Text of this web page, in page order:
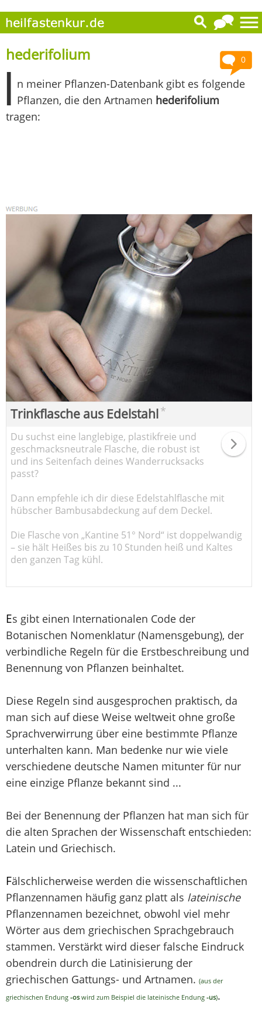
0
hederifolium
I n meiner Pflanzen-Datenbank gibt es folgende
Pflanzen, die den Artnamen hederifolium
tragen:
Trinkflasche aus Edelstahl*
Du suchst eine langlebige, plastikfreie und
geschmacksneutrale Flasche, die robust ist
und ins Seitenfach deines Wanderrucksacks
passt?
Dann empfehle ich dir diese Edelstahlflasche mit
hübscher Bambusabdeckung auf dem Deckel.
Die Flasche von „Kantine 51° Nord“ ist doppelwandig
– sie hält Heißes bis zu 10 Stunden heiß und Kaltes
den ganzen Tag kühl.
Es gibt einen Internationalen Code der
Botanischen Nomenklatur (Namensgebung), der
verbindliche Regeln für die Erstbeschreibung und
Benennung von Pflanzen beinhaltet.
Diese Regeln sind ausgesprochen praktisch, da
man sich auf diese Weise weltweit ohne große
Sprachverwirrung über eine bestimmte Pflanze
unterhalten kann. Man bedenke nur wie viele
verschiedene deutsche Namen mitunter für nur
eine einzige Pflanze bekannt sind ...
Bei der Benennung der Pflanzen hat man sich für
die alten Sprachen der Wissenschaft entschieden:
Latein und Griechisch.
Fälschlicherweise werden die wissenschaftlichen
Pflanzennamen häufig ganz platt als lateinische
Pflanzennamen bezeichnet, obwohl viel mehr
Wörter aus dem griechischen Sprachgebrauch
stammen. Verstärkt wird dieser falsche Eindruck
obendrein durch die Latinisierung der
griechischen Gattungs- und Artnamen. (aus der
griechischen Endung -os wird zum Beispiel die lateinische Endung -us).